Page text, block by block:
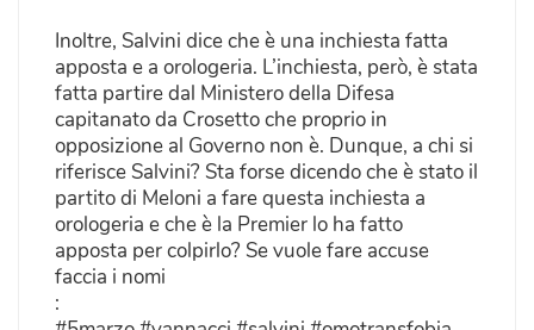
Inoltre, Salvini dice che è una inchiesta fatta
apposta e a orologeria. L’inchiesta, però, è stata
fatta partire dal Ministero della Difesa
capitanato da Crosetto che proprio in
opposizione al Governo non è. Dunque, a chi si
riferisce Salvini? Sta forse dicendo che è stato il
partito di Meloni a fare questa inchiesta a
orologeria e che è la Premier lo ha fatto
apposta per colpirlo? Se vuole fare accuse
faccia i nomi
: